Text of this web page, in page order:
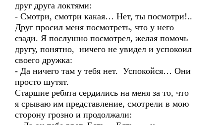
друг друга локтями:
- Смотри, смотри какая… Нет, ты посмотри!..
Друг просил меня посмотреть, что у него
сзади. Я послушно посмотрел, желая помочь
другу, понятно, ничего не увидел и успокоил
своего дружка:
- Да ничего там у тебя нет. Успокойся… Они
просто шутят.
Старшие ребята сердились на меня за то, что
я срываю им представление, смотрели в мою
сторону грозно и продолжали: